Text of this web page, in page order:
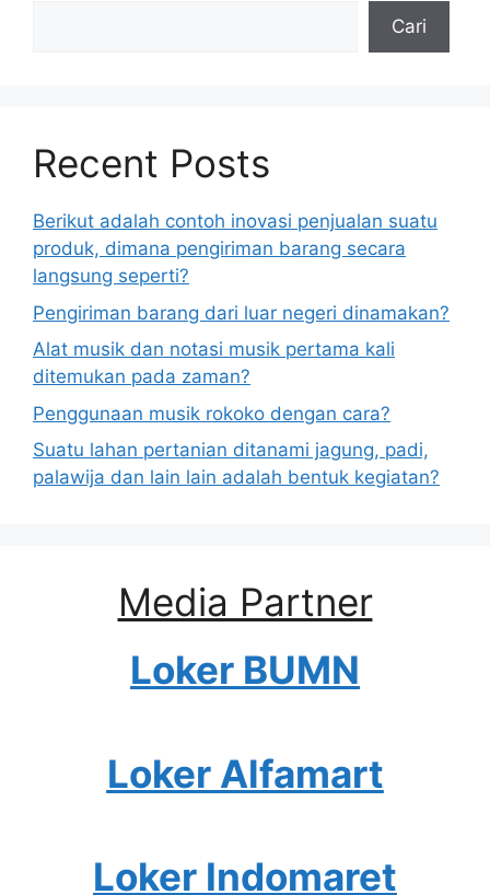
Cari
Recent Posts
Berikut adalah contoh inovasi penjualan suatu
produk, dimana pengiriman barang secara
langsung seperti?
Pengiriman barang dari luar negeri dinamakan?
Alat musik dan notasi musik pertama kali
ditemukan pada zaman?
Penggunaan musik rokoko dengan cara?
Suatu lahan pertanian ditanami jagung, padi,
palawija dan lain lain adalah bentuk kegiatan?
Media Partner
Loker BUMN
Loker Alfamart
Loker Indomaret